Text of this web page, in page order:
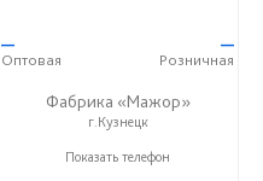
—
Оптовая
—
Розничная
Фабрика «Мажор»
г.Кузнецк
+7 (999) 611-98-99
Показать телефон